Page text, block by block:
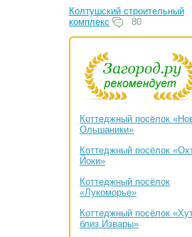
Колтушский строительный
комплекс
80
Коттеджный посёлок
Ольшаники»
Коттеджный посёлок
Йоки»
Коттеджный посёлок
«Лукоморье»
Коттеджный посёлок
близ Извары»